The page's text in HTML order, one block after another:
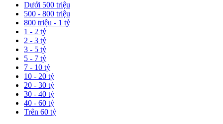
Dưới 500 triệu
500 - 800 triệu
800 triệu - 1 tỷ
1 - 2 tỷ
2 - 3 tỷ
3 - 5 tỷ
5 - 7 tỷ
7 - 10 tỷ
10 - 20 tỷ
20 - 30 tỷ
30 - 40 tỷ
40 - 60 tỷ
Trên 60 tỷ